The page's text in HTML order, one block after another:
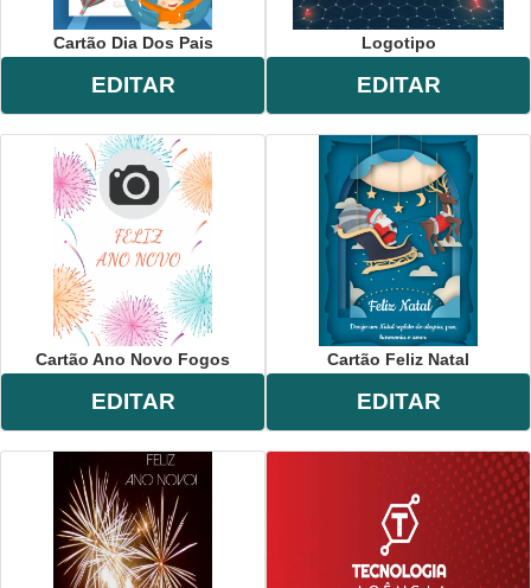
Cartão Dia Dos Pais
EDITAR
Logotipo
EDITAR
Cartão Ano Novo Fogos
EDITAR
Cartão Feliz Natal
EDITAR